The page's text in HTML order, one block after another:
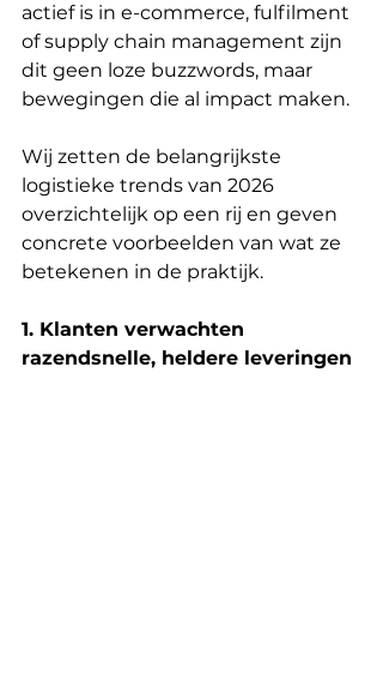
actief is in e-commerce, fulfilment
of supply chain management zijn
dit geen loze buzzwords, maar
bewegingen die al impact maken.
Wij zetten de belangrijkste
logistieke trends van 2026
overzichtelijk op een rij en geven
concrete voorbeelden van wat ze
betekenen in de praktijk.
1. Klanten verwachten
razendsnelle, heldere leveringen